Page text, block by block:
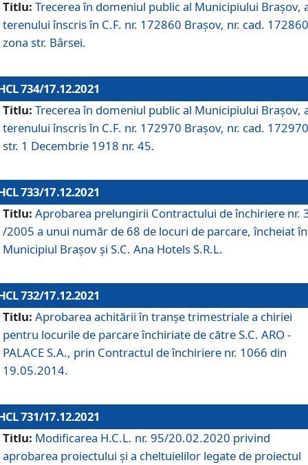
Titlu: Trecerea în domeniul public al Municipiului Braşov,
terenului înscris în C.F. nr. 172860 Brașov, nr. cad.
zona str. Bârsei.
734/17.12.2021
Titlu: Trecerea în domeniul public al Municipiului Braşov,
terenului înscris în C.F. nr. 172970 Brașov, nr. cad.
str. 1 Decembrie 1918 nr. 45.
733/17.12.2021
Titlu: Aprobarea prelungirii Contractului de închiriere nr.
/2005 a unui număr de 68 de locuri de parcare, încheiat
Municipiul Braşov şi S.C. Ana Hotels S.R.L.
732/17.12.2021
Titlu: Aprobarea achitării în tranșe trimestriale a chiriei
pentru locurile de parcare închiriate de către S.C. ARO -
PALACE S.A., prin Contractul de închiriere nr. 1066 din
19.05.2014.
731/17.12.2021
Titlu: Modificarea H.C.L. nr. 95/20.02.2020 privind
aprobarea proiectului și a cheltuielilor legate de proiectul